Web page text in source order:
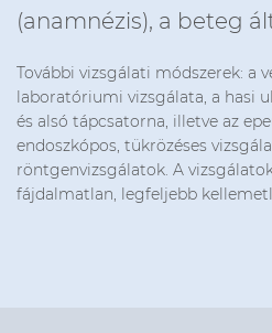
(anamnézis), a beteg
További vizsgálati módszerek: a
laboratóriumi vizsgálata, a hasi
és alsó tápcsatorna, illetve az
endoszkópos, tükrözéses
röntgenvizsgálatok. A
fájdalmatlan, legfeljebb